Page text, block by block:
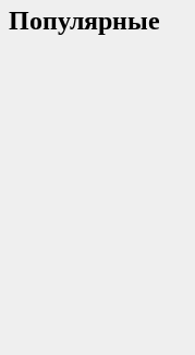
Популярные